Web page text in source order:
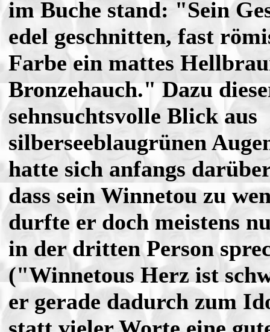
im Buche stand: "Sein
edel geschnitten, fast
Farbe ein mattes
Bronzehauch." Dazu
sehnsuchtsvolle Blick aus
silberseeblaugrünen
hatte sich anfangs
dass sein Winnetou zu
durfte er doch meistens
in der dritten Person
("Winnetous Herz ist
er gerade dadurch zum